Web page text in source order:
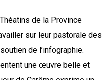
de la Province
sur leur pastorale des
de l’infographie.
une œuvre belle et